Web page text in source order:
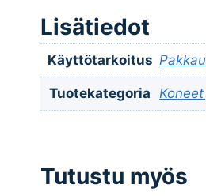
Lisätiedot
Käyttötarkoitus
Tuotekategoria
Tutustu myös